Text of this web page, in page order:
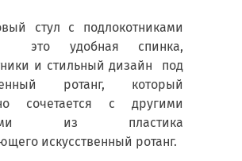
стул с подлокотниками
удобная спинка,
и стильный дизайн под
ротанг, который
сочетается с другими
из пластика
искусственный ротанг.